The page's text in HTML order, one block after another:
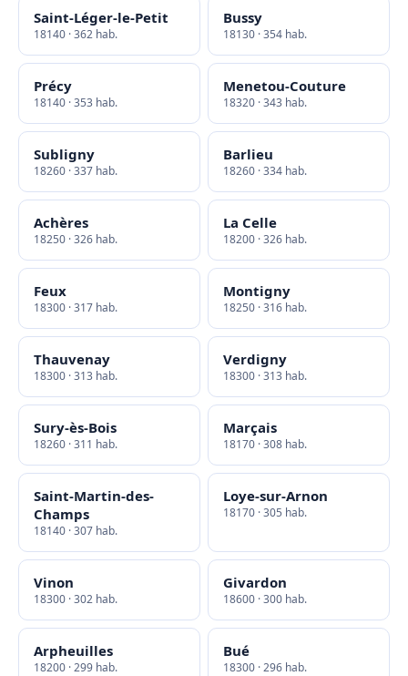
Saint-Léger-le-Petit
18140 · 362 hab.
Bussy
18130 · 354 hab.
Précy
18140 · 353 hab.
Menetou-Couture
18320 · 343 hab.
Subligny
18260 · 337 hab.
Barlieu
18260 · 334 hab.
Achères
18250 · 326 hab.
La Celle
18200 · 326 hab.
Feux
18300 · 317 hab.
Montigny
18250 · 316 hab.
Thauvenay
18300 · 313 hab.
Verdigny
18300 · 313 hab.
Sury-ès-Bois
18260 · 311 hab.
Marçais
18170 · 308 hab.
Saint-Martin-des-
Champs
18140 · 307 hab.
Loye-sur-Arnon
18170 · 305 hab.
Vinon
18300 · 302 hab.
Givardon
18600 · 300 hab.
Arpheuilles
18200 · 299 hab.
Bué
18300 · 296 hab.